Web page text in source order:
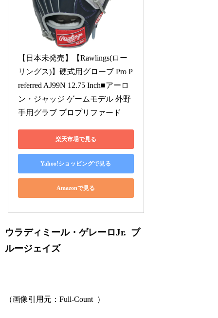
【日本未発売】【Rawlings(ロー
リングス)】硬式用グローブ Pro P
referred AJ99N 12.75 Inch■アーロ
ン・ジャッジ ゲームモデル 外野
手用グラブ プロプリファード
楽天市場で見る
Yahoo!ショッピングで見る
Amazonで見る
ウラディミール・ゲレーロJr. ブ
ルージェイズ
（画像引用元：Full-Count ）